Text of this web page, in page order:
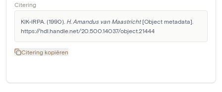
Citering
KIK-IRPA. (1990). H. Amandus van Maastricht [Object metadata].
https://hdl.handle.net/20.500.14037/object.21444
Citering kopiëren